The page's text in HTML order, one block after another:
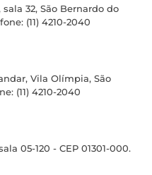
sala 32, São Bernardo do
(11) 4210-2040
Vila Olímpia, São
(11) 4210-2040
05-120 - CEP 01301-000.